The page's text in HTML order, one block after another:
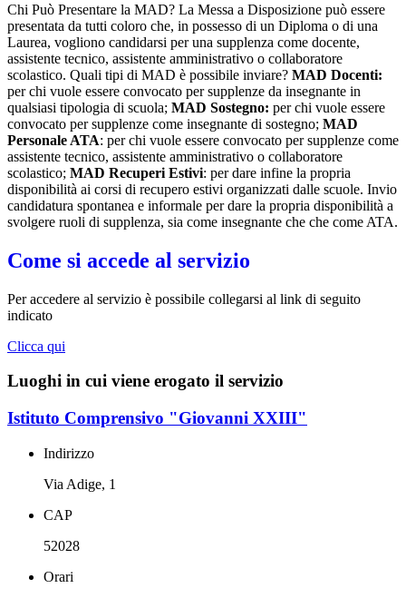
Chi Può Presentare la MAD? La Messa a Disposizione può essere
presentata da tutti coloro che, in possesso di un Diploma o di una
Laurea, vogliono candidarsi per una supplenza come docente,
assistente tecnico, assistente amministrativo o collaboratore
scolastico. Quali tipi di MAD è possibile inviare? MAD Docenti:
per chi vuole essere convocato per supplenze da insegnante in
qualsiasi tipologia di scuola; MAD Sostegno: per chi vuole essere
convocato per supplenze come insegnante di sostegno; MAD
Personale ATA: per chi vuole essere convocato per supplenze come
assistente tecnico, assistente amministrativo o collaboratore
scolastico; MAD Recuperi Estivi: per dare infine la propria
disponibilità ai corsi di recupero estivi organizzati dalle scuole. Invio
candidatura spontanea e informale per dare la propria disponibilità a
svolgere ruoli di supplenza, sia come insegnante che che come ATA.
Come si accede al servizio
Per accedere al servizio è possibile collegarsi al link di seguito
indicato
Clicca qui
Luoghi in cui viene erogato il servizio
Istituto Comprensivo "Giovanni XXIII"
Indirizzo
Via Adige, 1
CAP
52028
Orari